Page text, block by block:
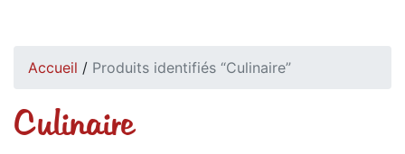
Accueil / Produits identifiés “Culinaire”
Culinaire